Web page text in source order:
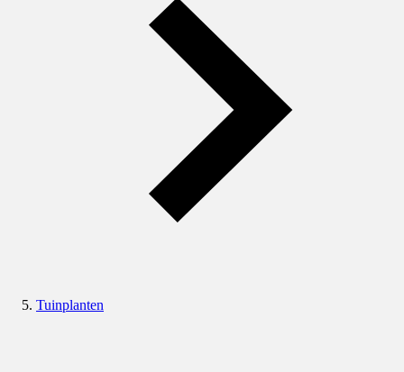
Tuinplanten